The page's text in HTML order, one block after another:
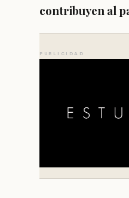
contribuyen al
PUBLICIDAD